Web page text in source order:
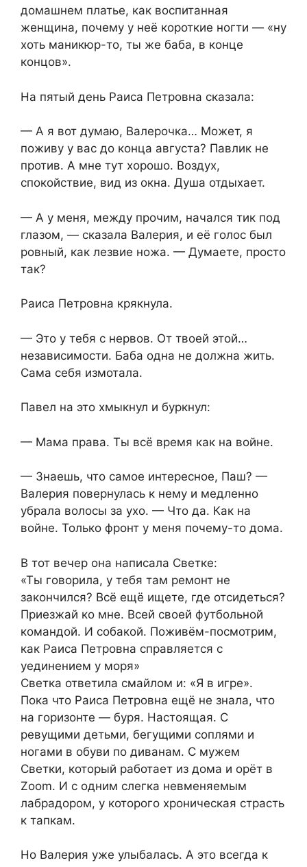
домашнем платье, как воспитанная
женщина, почему у неё короткие ногти — «ну
хоть маникюр-то, ты же баба, в конце
концов».
На пятый день Раиса Петровна сказала:
— А я вот думаю, Валерочка… Может, я
поживу у вас до конца августа? Павлик не
против. А мне тут хорошо. Воздух,
спокойствие, вид из окна. Душа отдыхает.
— А у меня, между прочим, начался тик под
глазом, — сказала Валерия, и её голос был
ровный, как лезвие ножа. — Думаете, просто
так?
Раиса Петровна крякнула.
— Это у тебя с нервов. От твоей этой…
независимости. Баба одна не должна жить.
Сама себя измотала.
Павел на это хмыкнул и буркнул:
— Мама права. Ты всё время как на войне.
— Знаешь, что самое интересное, Паш? —
Валерия повернулась к нему и медленно
убрала волосы за ухо. — Что да. Как на
войне. Только фронт у меня почему-то дома.
В тот вечер она написала Светке:
«Ты говорила, у тебя там ремонт не
закончился? Всё ещё ищете, где отсидеться?
Приезжай ко мне. Всей своей футбольной
командой. И собакой. Поживём-посмотрим,
как Раиса Петровна справляется с
уединением у моря»
Светка ответила смайлом и: «Я в игре».
Пока что Раиса Петровна ещё не знала, что
на горизонте — буря. Настоящая. С
ревущими детьми, бегущими соплями и
ногами в обуви по диванам. С мужем
Светки, который работает из дома и орёт в
Zoom. И с одним слегка невменяемым
лабрадором, у которого хроническая страсть
к тапкам.
Но Валерия уже улыбалась. А это всегда к